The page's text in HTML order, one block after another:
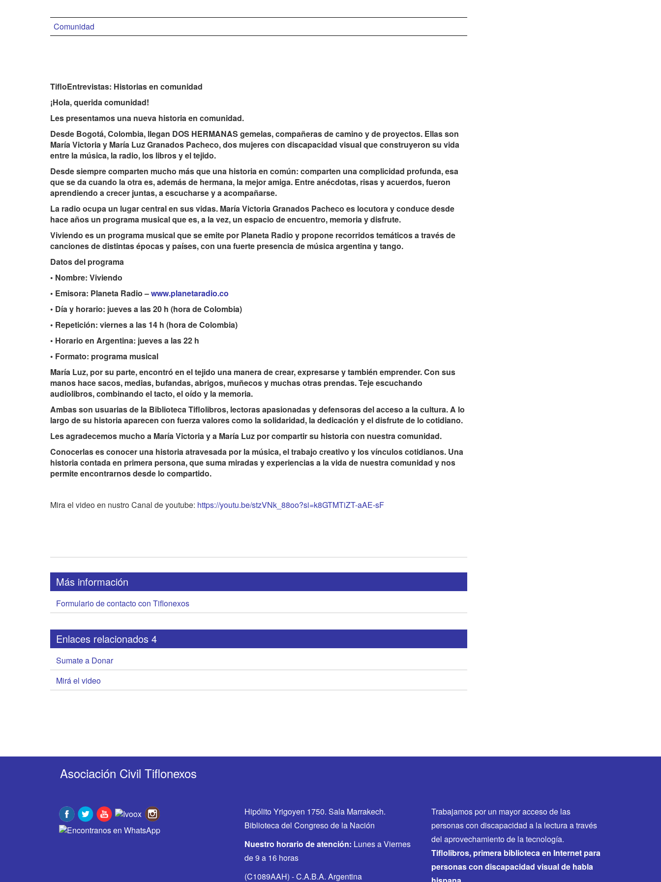
Comunidad
TifloEntrevistas: Historias en comunidad
¡Hola, querida comunidad!
Les presentamos una nueva historia en comunidad.
Desde Bogotá, Colombia, llegan DOS HERMANAS gemelas, compañeras de camino y de proyectos. Ellas son
María Victoria y María Luz Granados Pacheco, dos mujeres con discapacidad visual que construyeron su vida
entre la música, la radio, los libros y el tejido.
Desde siempre comparten mucho más que una historia en común: comparten una complicidad profunda, esa
que se da cuando la otra es, además de hermana, la mejor amiga. Entre anécdotas, risas y acuerdos, fueron
aprendiendo a crecer juntas, a escucharse y a acompañarse.
La radio ocupa un lugar central en sus vidas. María Victoria Granados Pacheco es locutora y conduce desde
hace años un programa musical que es, a la vez, un espacio de encuentro, memoria y disfrute.
Viviendo es un programa musical que se emite por Planeta Radio y propone recorridos temáticos a través de
canciones de distintas épocas y países, con una fuerte presencia de música argentina y tango.
Datos del programa
• Nombre: Viviendo
• Emisora: Planeta Radio –www.planetaradio.co
• Día y horario: jueves a las 20 h (hora de Colombia)
• Repetición: viernes a las 14 h (hora de Colombia)
• Horario en Argentina: jueves a las 22 h
• Formato: programa musical
María Luz, por su parte, encontró en el tejido una manera de crear, expresarse y también emprender. Con sus
manos hace sacos, medias, bufandas, abrigos, muñecos y muchas otras prendas. Teje escuchando
audiolibros, combinando el tacto, el oído y la memoria.
Ambas son usuarias de la Biblioteca Tiflolibros, lectoras apasionadas y defensoras del acceso a la cultura. A lo
largo de su historia aparecen con fuerza valores como la solidaridad, la dedicación y el disfrute de lo cotidiano.
Les agradecemos mucho a María Victoria y a María Luz por compartir su historia con nuestra comunidad.
Conocerlas es conocer una historia atravesada por la música, el trabajo creativo y los vínculos cotidianos. Una
historia contada en primera persona, que suma miradas y experiencias a la vida de nuestra comunidad y nos
permite encontrarnos desde lo compartido.
Mira el video en nustro Canal de youtube: https://youtu.be/stzVNk_88oo?si=k8GTMTiZT-aAE-sF
Más información
Formulario de contacto con Tiflonexos
Enlaces relacionados 4
Sumate a Donar
Mirá el video
Asociación Civil Tiflonexos
Hipólito Yrigoyen 1750. Sala Marrakech.
Biblioteca del Congreso de la Nación
Nuestro horario de atención: Lunes a Viernes
de 9 a 16 horas
(C1089AAH) - C.A.B.A. Argentina
Trabajamos por un mayor acceso de las
personas con discapacidad a la lectura a través
del aprovechamiento de la tecnología.
Tiflolibros, primera biblioteca en Internet para
personas con discapacidad visual de habla